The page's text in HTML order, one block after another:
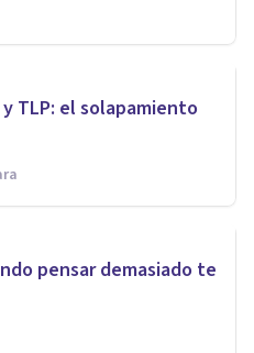
TLP: el solapamiento
pensar demasiado te